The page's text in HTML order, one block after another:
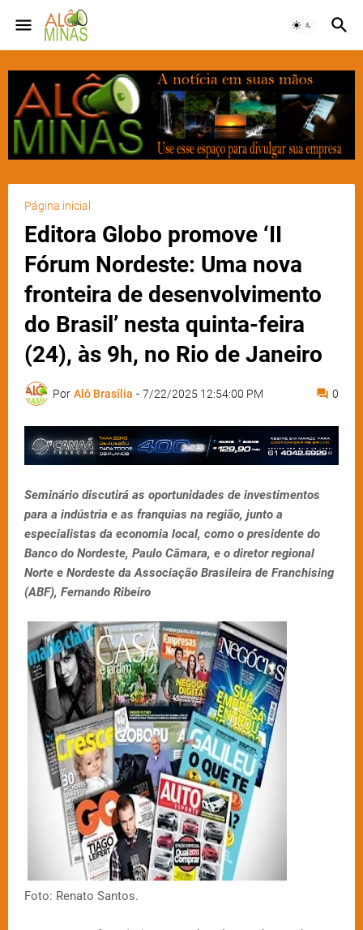
Página inicial
Editora Globo promove ‘II
Fórum Nordeste: Uma nova
fronteira de desenvolvimento
do Brasil’ nesta quinta-feira
(24), às 9h, no Rio de Janeiro
Por Alô Brasília - 7/22/2025 12:54:00 PM 0
Seminário discutirá as oportunidades de investimentos
para a indústria e as franquias na região, junto a
especialistas da economia local, como o presidente do
Banco do Nordeste, Paulo Câmara, e o diretor regional
Norte e Nordeste da Associação Brasileira de Franchising
(ABF), Fernando Ribeiro
Foto: Renato Santos.